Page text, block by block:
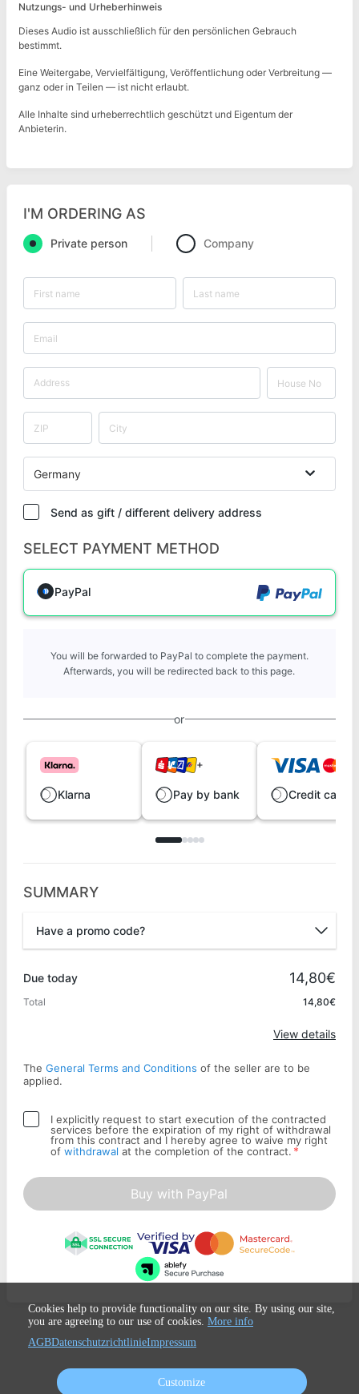
Nutzungs- und Urheberhinweis
Dieses Audio ist ausschließlich für den persönlichen Gebrauch
bestimmt.
Eine Weitergabe, Vervielfältigung, Veröffentlichung oder Verbreitung —
ganz oder in Teilen — ist nicht erlaubt.
Alle Inhalte sind urheberrechtlich geschützt und Eigentum der
Anbieterin.
I'M ORDERING AS
Private person Company
Germany
Send as gift / different delivery address
SELECT PAYMENT METHOD
PayPal
You will be forwarded to PayPal to complete the payment.
Afterwards, you will be redirected back to this page.
or
Klarna Pay by bank Credit card
SUMMARY
Have a promo code?
Due today 14,80€
Total 14,80€
View details
The General Terms and Conditions of the seller are to be
applied.
I explicitly request to start execution of the contracted
services before the expiration of my right of withdrawal
from this contract and I hereby agree to waive my right
of withdrawal at the completion of the contract. *
Buy with PayPal
Cookies help to provide functionality on our site. By using our site,
you are agreeing to our use of cookies. More info
AGBDatenschutzrichtlinieImpressum
Customize